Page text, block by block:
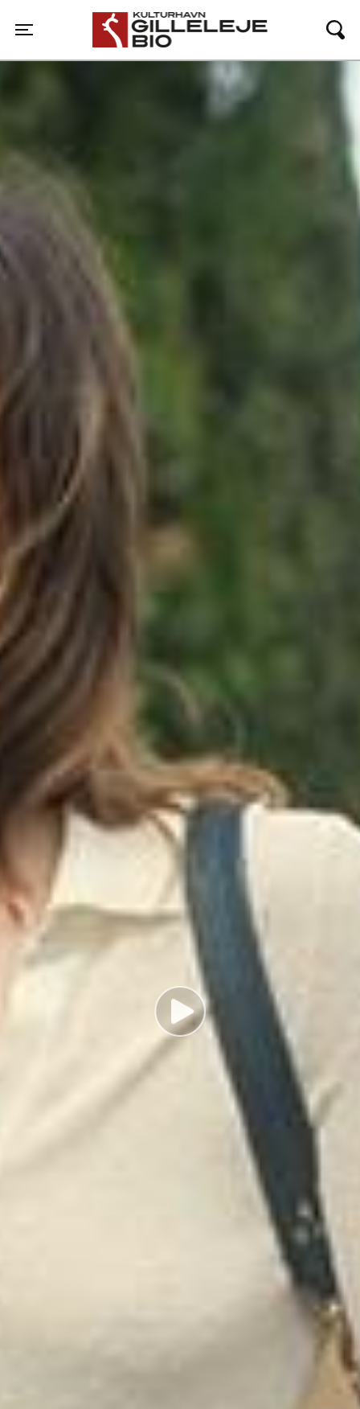
Toggle navigation
Gilleleje Bio